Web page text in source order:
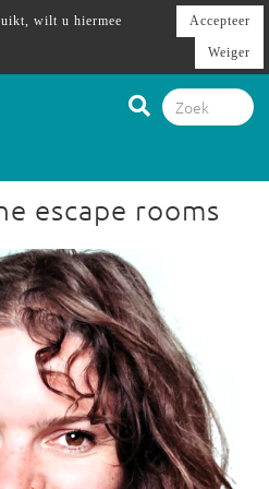
escape rooms
wilt u hiermee
Accepteer
Weiger